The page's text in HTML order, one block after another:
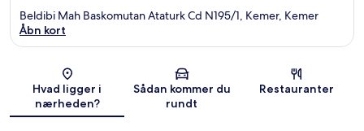
Kort
Beldibi Mah Baskomutan Ataturk Cd N195/1, Kemer, Kemer
Åbn kort
Hvad ligger i
nærheden?
Sådan kommer du
rundt
Restauranter